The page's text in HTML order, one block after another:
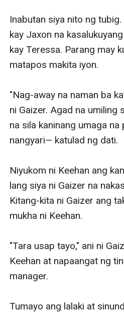
Inabutan siya nito ng
kay Jaxon na
kay Teressa. Parang may
matapos makita iyon.
"Nag-away na naman ba
ni Gaizer. Agad na umiling
na sila kaninang umaga na
nangyari— katulad ng dati.
Niyukom ni Keehan ang
lang siya ni Gaizer na
Kitang-kita ni Gaizer ang
mukha ni Keehan.
"Tara usap tayo," ani ni
Keehan at napaangat ng
manager.
Tumayo ang lalaki at